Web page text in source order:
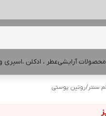
محصولات آرایشیعطر ، ادکلن
/روتین پوستی